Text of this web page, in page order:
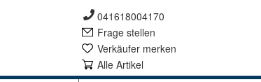
041618004170
Frage stellen
Verkäufer merken
Alle Artikel